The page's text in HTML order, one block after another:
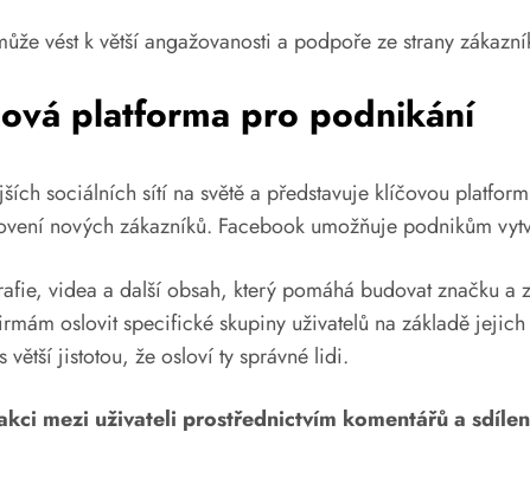
vést k větší angažovanosti a podpoře ze strany
platforma pro podnikání
sociálních sítí na světě a představuje klíčovou
nových zákazníků. Facebook umožňuje podnikům
videa a další obsah, který pomáhá budovat značku
oslovit specifické skupiny uživatelů na základě
větší jistotou, že osloví ty správné lidi.
mezi uživateli prostřednictvím komentářů a